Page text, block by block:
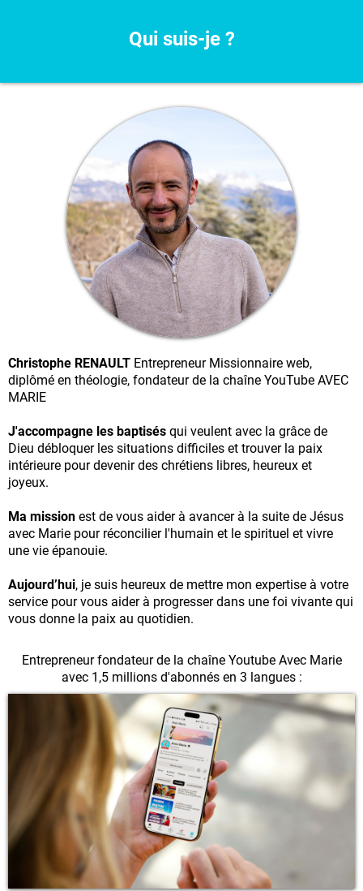
Qui suis-je ?
Christophe RENAULT Entrepreneur Missionnaire web,
diplômé en théologie, fondateur de la chaîne YouTube AVEC
MARIE
J'accompagne les baptisés qui veulent avec la grâce de
Dieu débloquer les situations difficiles et trouver la paix
intérieure pour devenir des chrétiens libres, heureux et
joyeux.
Ma mission est de vous aider à avancer à la suite de Jésus
avec Marie pour réconcilier l'humain et le spirituel et vivre
une vie épanouie.
Aujourd’hui, je suis heureux de mettre mon expertise à votre
service pour vous aider à progresser dans une foi vivante qui
vous donne la paix au quotidien.
Entrepreneur fondateur de la chaîne Youtube Avec Marie
avec 1,5 millions d'abonnés en 3 langues :